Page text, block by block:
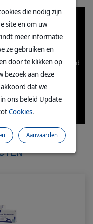
die nodig zijn
site en om uw
meer informatie
ze gebruiken en
door te klikken op
bezoek aan deze
dat we
ons beleid Update
Cookies.
Aanvaarden